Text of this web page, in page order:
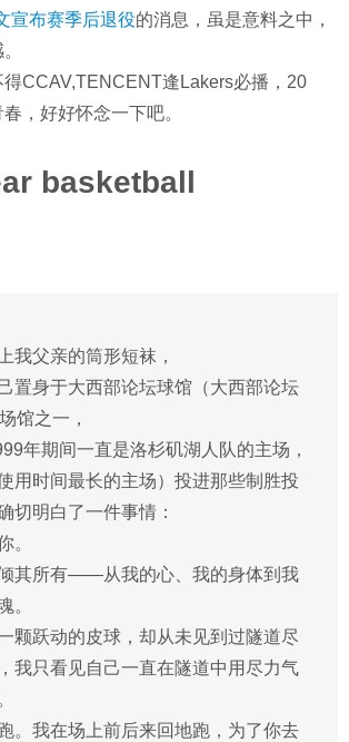
宣布赛季后退役的消息，虽是意料之中，
CCAV,TENCENT逢Lakers必播，20
，好好怀念一下吧。
basketball
我父亲的筒形短袜，
置身于大西部论坛球馆（大西部论坛
馆之一，
年期间一直是洛杉矶湖人队的主场，
用时间最长的主场）投进那些制胜投
切明白了一件事情：
。
其所有——从我的心、我的身体到我
。
颗跃动的皮球，却从未见到过隧道尽
我只看见自己一直在隧道中用尽力气
。我在场上前后来回地跑，为了你去